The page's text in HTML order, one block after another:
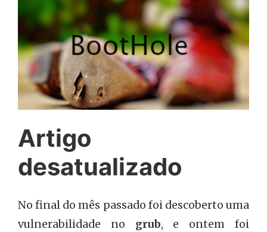
Artigo
desatualizado
No final do mês passado foi descoberto uma
vulnerabilidade no grub, e ontem foi